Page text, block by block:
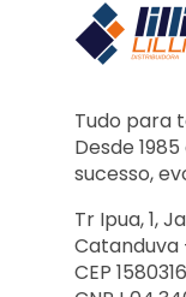
Tudo para
Desde
sucesso,
Tr Ipua, 1,
Catanduva
CEP